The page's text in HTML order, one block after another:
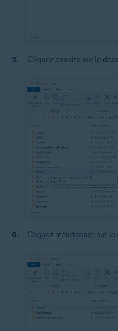
Cliquez ensuite sur le
Cliquez maintenant sur le